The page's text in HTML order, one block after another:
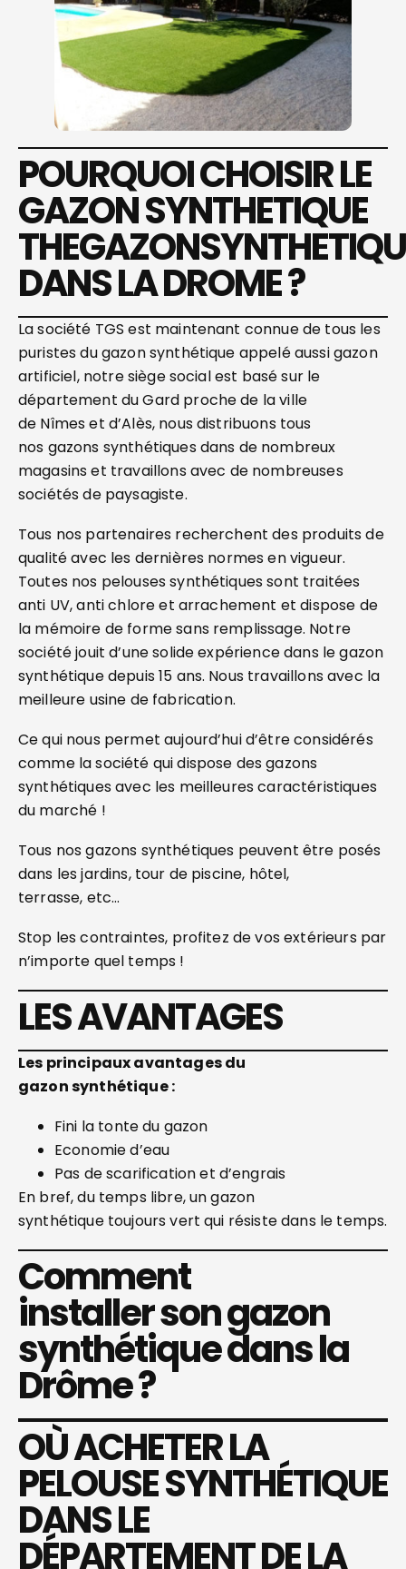
POURQUOI CHOISIR LE
GAZON SYNTHETIQUE
DANS LA DROME ?
La société TGS est maintenant connue de tous les
puristes du gazon synthétique appelé aussi gazon
artificiel, notre siège social est basé sur le
département du Gard proche de la ville
de Nîmes et d’Alès, nous distribuons tous
nos gazons synthétiques dans de nombreux
magasins et travaillons avec de nombreuses
sociétés de paysagiste.
Tous nos partenaires recherchent des produits de
qualité avec les dernières normes en vigueur.
Toutes nos pelouses synthétiques sont traitées
anti UV, anti chlore et arrachement et dispose de
la mémoire de forme sans remplissage. Notre
société jouit d’une solide expérience dans le gazon
synthétique depuis 15 ans. Nous travaillons avec la
meilleure usine de fabrication.
Ce qui nous permet aujourd’hui d’être considérés
comme la société qui dispose des gazons
synthétiques avec les meilleures caractéristiques
du marché !
Tous nos gazons synthétiques peuvent être posés
dans les jardins, tour de piscine, hôtel,
terrasse, etc…
Stop les contraintes, profitez de vos extérieurs par
n’importe quel temps !
LES AVANTAGES
Les principaux avantages du
gazonsynthétique :
Fini la tonte du gazon
Economie d’eau
Pas de scarification et d’engrais
En bref, du temps libre, un gazon
synthétique toujours vert qui résiste dans le temps.
Comment
installer son gazon
synthétique dans la
Drôme ?
OÙ ACHETER LA
PELOUSE SYNTHÉTIQUE
DANS LE
DÉPARTEMENT DE LA